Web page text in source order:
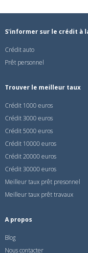
S'informer sur le crédit à
Crédit auto
Prêt personnel
Trouver le meilleur taux
Crédit 1000 euros
Crédit 3000 euros
Crédit 5000 euros
Crédit 10000 euros
Crédit 20000 euros
Crédit 30000 euros
Meilleur taux prêt presonnel
Meilleur taux prêt travaux
A propos
Blog
Nous contacter